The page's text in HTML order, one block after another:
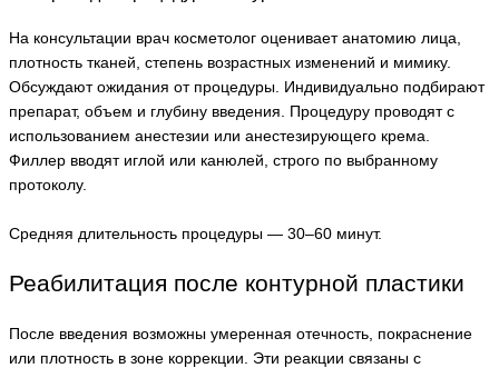
На консультации врач косметолог оценивает анатомию лица,
плотность тканей, степень возрастных изменений и мимику.
Обсуждают ожидания от процедуры. Индивидуально подбирают
препарат, объем и глубину введения. Процедуру проводят с
использованием анестезии или анестезирующего крема.
Филлер вводят иглой или канюлей, строго по выбранному
протоколу.
Средняя длительность процедуры — 30–60 минут.
Реабилитация после контурной пластики
После введения возможны умеренная отечность, покраснение
или плотность в зоне коррекции. Эти реакции связаны с